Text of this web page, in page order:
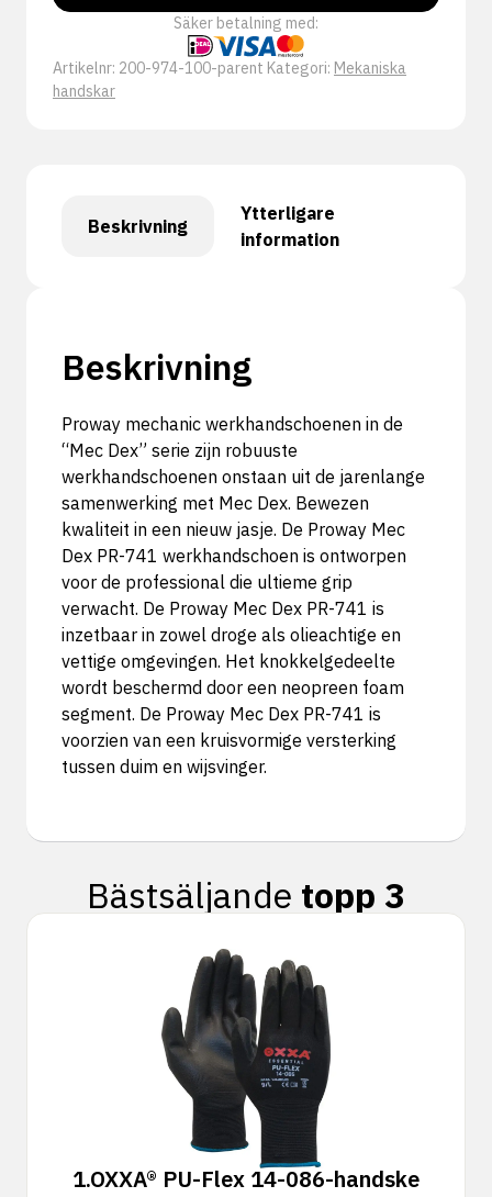
Säker betalning med:
Artikelnr: 200-974-100-parent Kategori: Mekaniska
handskar
Beskrivning
Ytterligare
information
Beskrivning
Proway mechanic werkhandschoenen in de
“Mec Dex” serie zijn robuuste
werkhandschoenen onstaan uit de jarenlange
samenwerking met Mec Dex. Bewezen
kwaliteit in een nieuw jasje. De Proway Mec
Dex PR-741 werkhandschoen is ontworpen
voor de professional die ultieme grip
verwacht. De Proway Mec Dex PR-741 is
inzetbaar in zowel droge als olieachtige en
vettige omgevingen. Het knokkelgedeelte
wordt beschermd door een neopreen foam
segment. De Proway Mec Dex PR-741 is
voorzien van een kruisvormige versterking
tussen duim en wijsvinger.
Bästsäljande topp 3
1.OXXA® PU-Flex 14-086-handske